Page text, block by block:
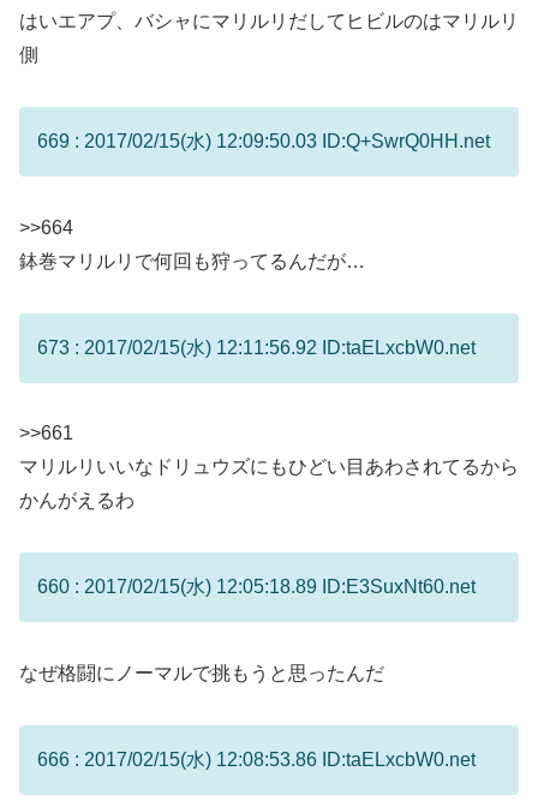
はいエアプ、バシャにマリルリだしてヒビルのはマリルリ
側
669 : 2017/02/15(水) 12:09:50.03 ID:Q+SwrQ0HH.net
>>664
鉢巻マリルリで何回も狩ってるんだが…
673 : 2017/02/15(水) 12:11:56.92 ID:taELxcbW0.net
>>661
マリルリいいなドリュウズにもひどい目あわされてるから
かんがえるわ
660 : 2017/02/15(水) 12:05:18.89 ID:E3SuxNt60.net
なぜ格闘にノーマルで挑もうと思ったんだ
666 : 2017/02/15(水) 12:08:53.86 ID:taELxcbW0.net